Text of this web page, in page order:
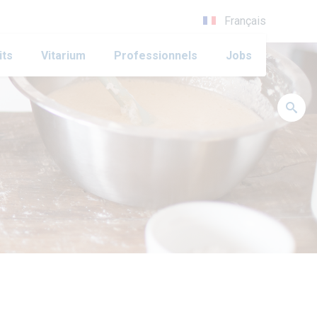
Français
Vitarium Professionnels Jobs